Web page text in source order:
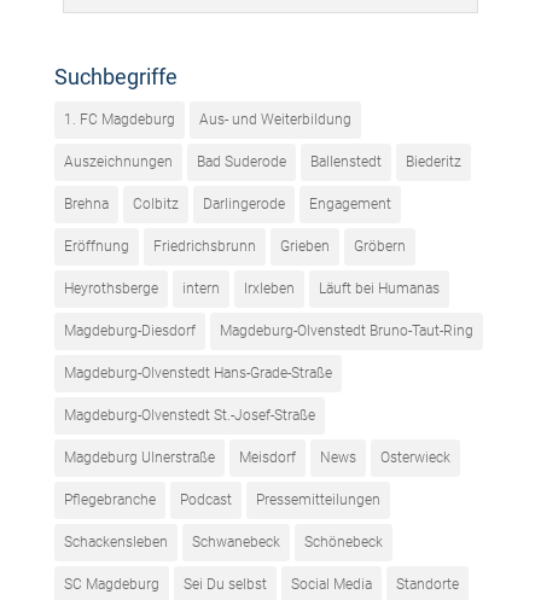
Suchbegriffe
1. FC Magdeburg Aus- und Weiterbildung
Auszeichnungen Bad Suderode Ballenstedt Biederitz
Brehna Colbitz Darlingerode Engagement
Eröffnung Friedrichsbrunn Grieben Gröbern
Heyrothsberge intern Irxleben Läuft bei Humanas
Magdeburg-Diesdorf Magdeburg-Olvenstedt Bruno-Taut-Ring
Magdeburg-Olvenstedt Hans-Grade-Straße
Magdeburg-Olvenstedt St.-Josef-Straße
Magdeburg Ulnerstraße Meisdorf News Osterwieck
Pflegebranche Podcast Pressemitteilungen
Schackensleben Schwanebeck Schönebeck
SC Magdeburg Sei Du selbst Social Media Standorte